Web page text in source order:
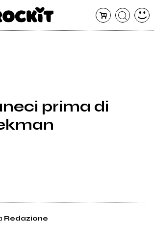
prima di
Redazione